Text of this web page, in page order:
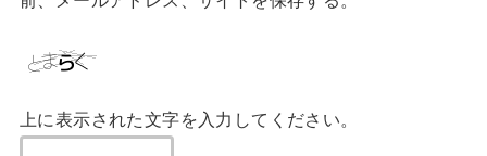
上に表示された文字を入力してください。